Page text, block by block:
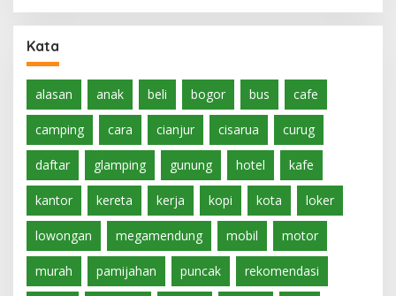
Kata
alasan anak beli bogor bus cafe
camping cara cianjur cisarua curug
daftar glamping gunung hotel kafe
kantor kereta kerja kopi kota loker
lowongan megamendung mobil motor
murah pamijahan puncak rekomendasi